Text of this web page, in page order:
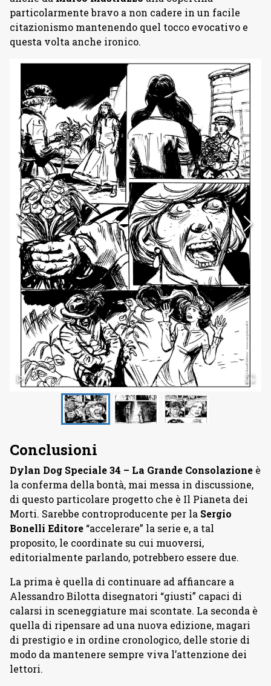
particolarmente bravo a non cadere in un facile
citazionismo mantenendo quel tocco evocativo e
questa volta anche ironico.
Conclusioni
Dylan Dog Speciale 34 – La Grande Consolazione è
la conferma della bontà, mai messa in discussione,
di questo particolare progetto che è Il Pianeta dei
Morti. Sarebbe controproducente per la Sergio
Bonelli Editore “accelerare” la serie e, a tal
proposito, le coordinate su cui muoversi,
editorialmente parlando, potrebbero essere due.
La prima è quella di continuare ad affiancare a
Alessandro Bilotta disegnatori “giusti” capaci di
calarsi in sceneggiature mai scontate. La seconda è
quella di ripensare ad una nuova edizione, magari
di prestigio e in ordine cronologico, delle storie di
modo da mantenere sempre viva l’attenzione dei
lettori.